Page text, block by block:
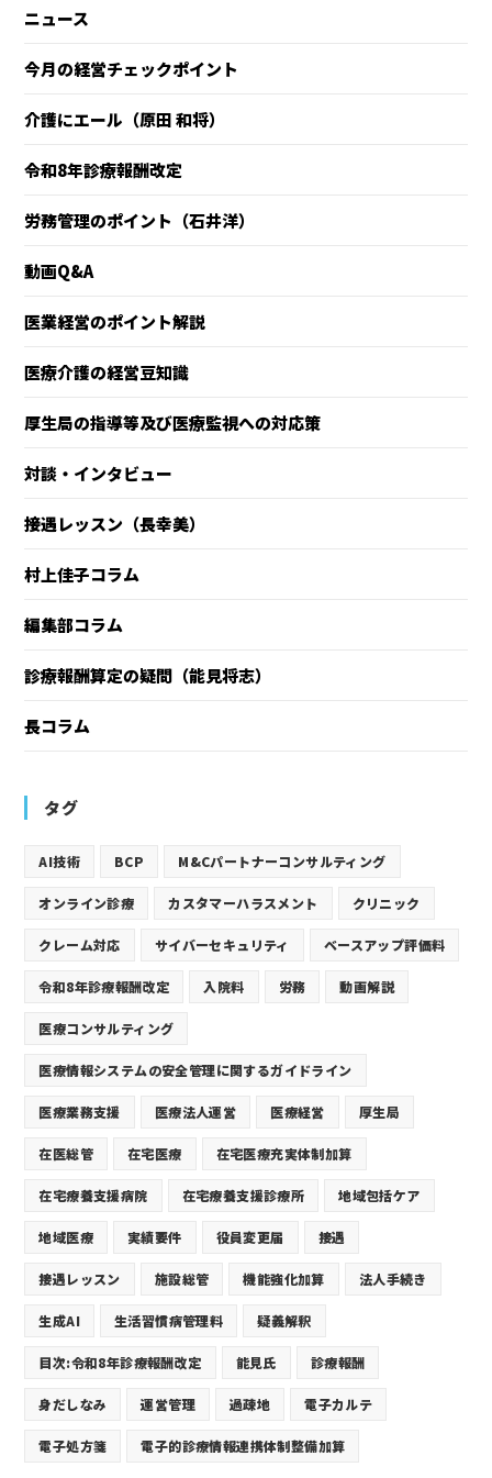
ニュース
今月の経営チェックポイント
介護にエール（原田 和将）
令和8年診療報酬改定
労務管理のポイント（石井洋）
動画Q&A
医業経営のポイント解説
医療介護の経営豆知識
厚生局の指導等及び医療監視への対応策
対談・インタビュー
接遇レッスン（長幸美）
村上佳子コラム
編集部コラム
診療報酬算定の疑問（能見将志）
長コラム
タグ
AI技術 BCP M&Cパートナーコンサルティング
オンライン診療 カスタマーハラスメント クリニック
クレーム対応 サイバーセキュリティ ベースアップ評価料
令和8年診療報酬改定 入院料 労務 動画解説
医療コンサルティング
医療情報システムの安全管理に関するガイドライン
医療業務支援 医療法人運営 医療経営 厚生局
在医総管 在宅医療 在宅医療充実体制加算
在宅療養支援病院 在宅療養支援診療所 地域包括ケア
地域医療 実績要件 役員変更届 接遇
接遇レッスン 施設総管 機能強化加算 法人手続き
生成AI 生活習慣病管理料 疑義解釈
目次:令和8年診療報酬改定 能見氏 診療報酬
身だしなみ 運営管理 過疎地 電子カルテ
電子処方箋 電子的診療情報連携体制整備加算